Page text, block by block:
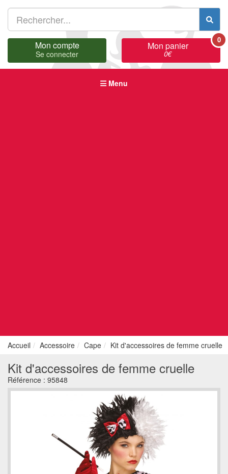
Mon compte
Se connecter
Mon panier
0€
0
Menu
Accueil Accessoire Cape Kit d'accessoires de femme cruelle
Kit d'accessoires de femme cruelle
Référence : 95848